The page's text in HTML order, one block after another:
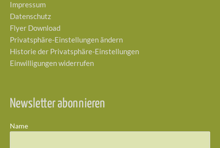
Impressum
Datenschutz
Flyer Download
Privatsphäre-Einstellungen ändern
Historie der Privatsphäre-Einstellungen
Einwilligungen widerrufen
Newsletter abonnieren
Name